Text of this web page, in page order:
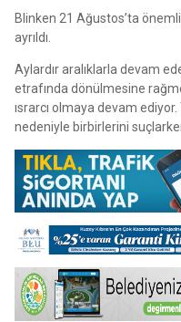
Blinken 21 Ağustos’ta
ayrıldı.
Aylardır aralıklarla devam
etrafında dönülmesine
ısrarcı olmaya devam
nedeniyle birbirlerini